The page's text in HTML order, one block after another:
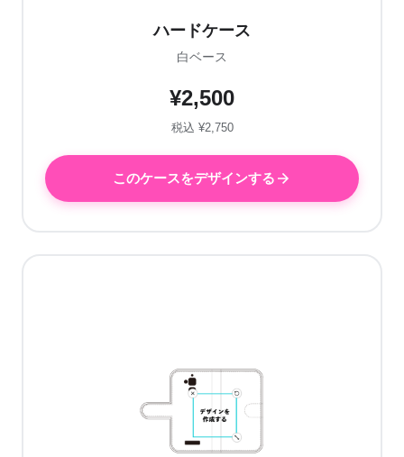
ハードケース
白ベース
¥2,500
税込 ¥2,750
このケースをデザインする